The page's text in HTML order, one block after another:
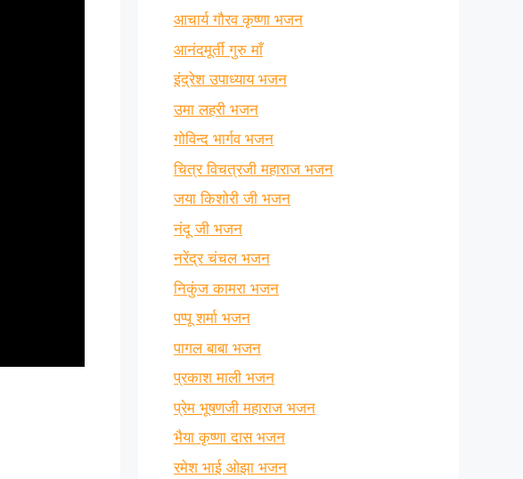
आचार्य गौरव कृष्णा भजन
आनंदमूर्ती गुरु माँ
इंद्रेश उपाध्याय भजन
उमा लहरी भजन
गोविन्द भार्गव भजन
चित्र विचत्रजी महाराज भजन
जया किशोरी जी भजन
नंदू जी भजन
नरेंद्र चंचल भजन
निकुंज कामरा भजन
पप्पू शर्मा भजन
पागल बाबा भजन
प्रकाश माली भजन
प्रेम भूषणजी महाराज भजन
भैया कृष्णा दास भजन
रमेश भाई ओझा भजन